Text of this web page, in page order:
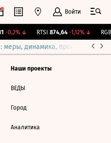
Войти
-0,2%↓ RTSI 874,64 -1,12%↓ RGBI
динамика, прогнозы
Наши проекты
ВЕДЫ
Город
Аналитика